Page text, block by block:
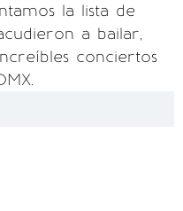
la lista de
a bailar,
conciertos